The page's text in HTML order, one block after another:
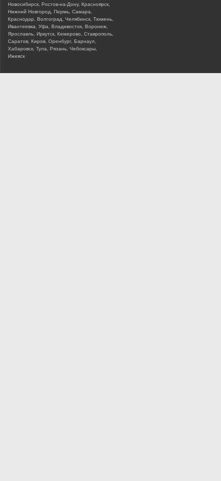
Новосибирск, Ростов-на-Дону, Красноярск,
Нижний Новгород, Пермь, Самара,
Краснодар, Волгоград, Челябинск, Тюмень,
Ивантеевка, Уфа, Владивосток, Воронеж,
Ярославль, Иркутск, Кемерово, Ставрополь,
Саратов, Киров, Оренбург, Барнаул,
Хабаровск, Тула, Рязань, Чебоксары,
Ижевск